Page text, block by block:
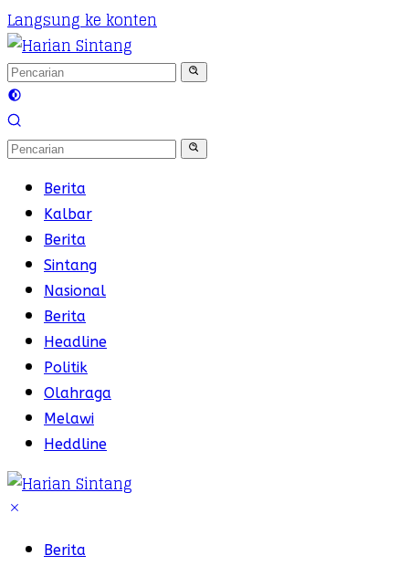
Langsung ke konten
Berita
Kalbar
Berita
Sintang
Nasional
Berita
Headline
Politik
Olahraga
Melawi
Heddline
Berita